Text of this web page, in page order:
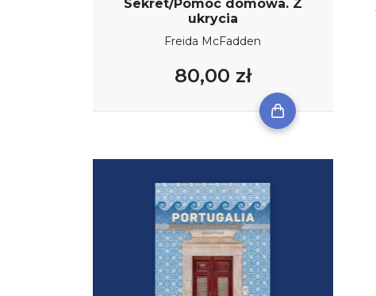
Sekret/Pomoc domowa. Z
ukrycia
Freida McFadden
80,00 zł